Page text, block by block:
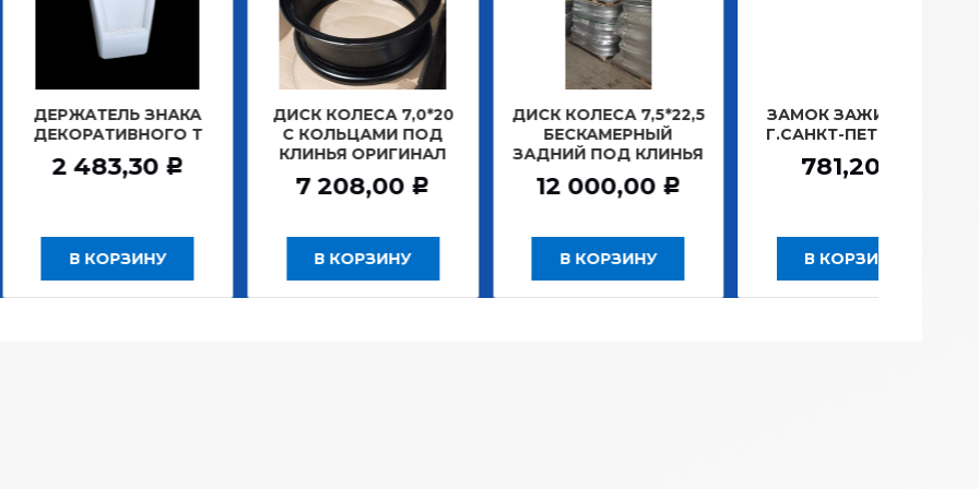
ЗНАКА
Т
Р
КОРЗИНУ
ДИСК КОЛЕСА 7,0*20
С КОЛЬЦАМИ ПОД
КЛИНЬЯ ОРИГИНАЛ
7 208,00 Р
В КОРЗИНУ
ДИСК КОЛЕСА 7,5*22,5
БЕСКАМЕРНЫЙ
ЗАДНИЙ ПОД КЛИНЬЯ
12 000,00 Р
В КОРЗИНУ
ЗАМОК ЗАЖИГАНИЯ
Г.САНКТ-ПЕТЕРБУРГ
Р
В КОРЗИНУ